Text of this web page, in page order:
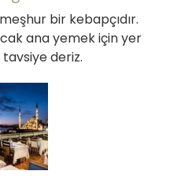
bir kebapçıdır.
ana yemek için yer
tavsiye deriz.